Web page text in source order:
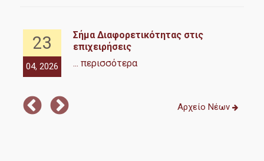
Επικοινωνία
23
04, 2026
Σήμα Διαφορετικότητας στις
επιχειρήσεις
... περισσότερα
Αρχείο Νέων